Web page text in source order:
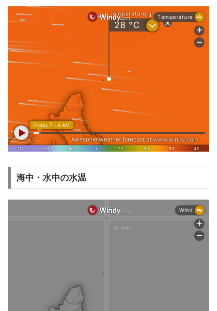
海中・水中の水温